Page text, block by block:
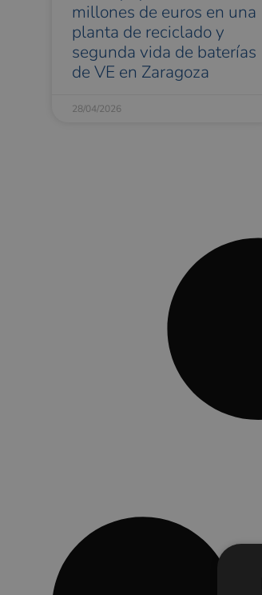
millones de euros en una
planta de reciclado y
segunda vida de baterías
de VE en Zaragoza
28/04/2026